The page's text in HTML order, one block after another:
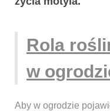
Rola
w
Aby w ogrodzie